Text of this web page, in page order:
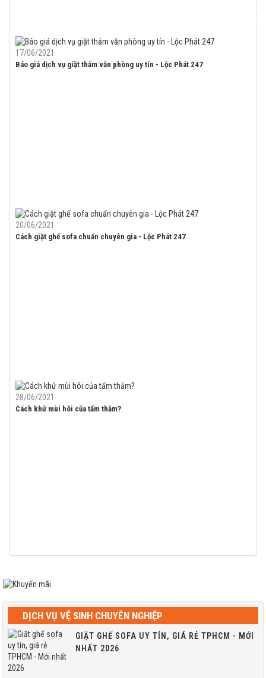
17/06/2021
Báo giá dịch vụ giặt thảm văn phòng uy tín - Lộc Phát 247
20/06/2021
Cách giặt ghế sofa chuẩn chuyên gia - Lộc Phát 247
28/06/2021
Cách khử mùi hôi của tấm thảm?
DỊCH VỤ VỆ SINH CHUYÊN NGHIỆP
GIẶT GHẾ SOFA UY TÍN, GIÁ RẺ TPHCM - MỚI
NHẤT 2026